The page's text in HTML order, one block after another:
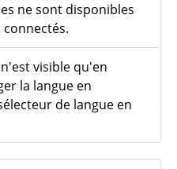
ne sont disponibles
visible qu'en
la langue en
de langue en